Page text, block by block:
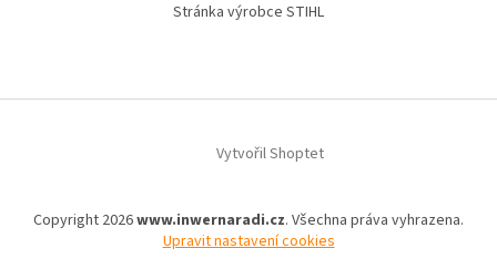
Stránka výrobce STIHL
Vytvořil Shoptet
Copyright 2026www.inwernaradi.cz. Všechna práva vyhrazena.
Upravit nastavení cookies